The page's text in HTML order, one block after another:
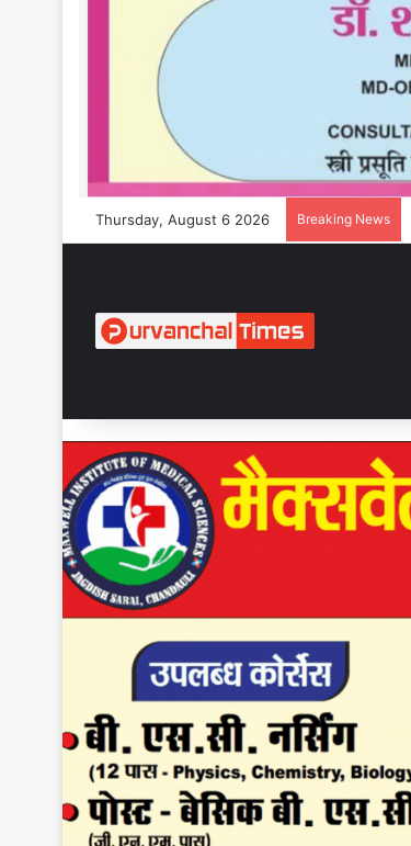
Thursday, August 6 2026 Breaking News